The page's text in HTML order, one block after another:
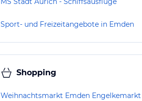
Sport- und Freizeitangebote in Emden
Shopping
Weihnachtsmarkt Emden Engelkemarkt